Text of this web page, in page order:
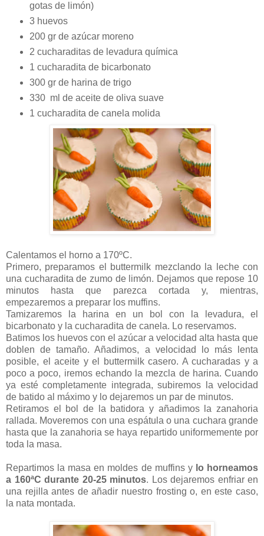
gotas de limón)
3 huevos
200 gr de azúcar moreno
2 cucharaditas de levadura química
1 cucharadita de bicarbonato
300 gr de harina de trigo
330 ml de aceite de oliva suave
1 cucharadita de canela molida
Calentamos el horno a 170ºC.
Primero, preparamos el buttermilk mezclando la leche con
una cucharadita de zumo de limón. Dejamos que repose 10
minutos hasta que parezca cortada y, mientras,
empezaremos a preparar los muffins.
Tamizaremos la harina en un bol con la levadura, el
bicarbonato y la cucharadita de canela. Lo reservamos.
Batimos los huevos con el azúcar a velocidad alta hasta que
doblen de tamaño. Añadimos, a velocidad lo más lenta
posible, el aceite y el
buttermilkcasero. A cucharadas y a
poco a poco, iremos echando la mezcla de harina. Cuando
ya esté completamente integrada, subiremos la velocidad
de batido al máximo y lo dejaremos un par de minutos.
Retiramos el bol de la batidora y añadimos la zanahoria
rallada. Moveremos con una espátula o una cuchara grande
hasta que la zanahoria se haya repartido uniformemente por
toda la masa.
Repartimos la masa en moldes de muffins y lo horneamos
a 160ªC durante 20-25 minutos. Los dejaremos enfriar en
una rejilla antes de añadir nuestro frosting o, en este caso,
la nata montada.